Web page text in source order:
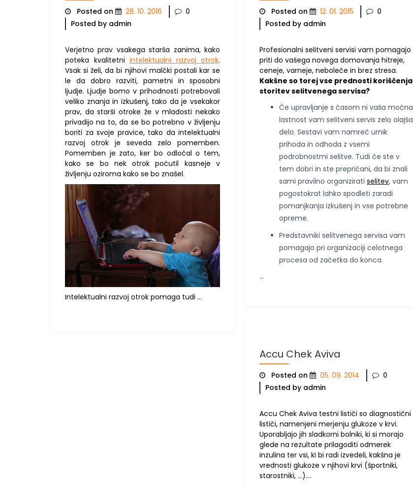
Posted on 28. 10. 2016
0
Posted by admin
Verjetno prav vsakega starša zanima, kako
poteka kvalitetniintelektualni razvoj otrok.
Vsak si želi, da bi njihovi malčki postali kar se
le da dobro razviti, pametni in sposobni
ljudje. Ljudje bomo v prihodnosti potrebovali
veliko znanja in izkušenj, tako da je vsekakor
prav, da starši otroke že v mladosti nekako
privadijo na to, da se bo potrebno v življenju
boriti za svoje pravice, tako da intelektualni
razvoj otrok je seveda zelo pomemben.
Pomemben je zato, ker bo odločal o tem,
kako se bo nek otrok počutil kasneje v
življenju oziroma kako se bo znašel.
Intelektualni razvoj otrok pomaga tudi …
Posted on 12. 01. 2015
0
Posted by admin
Profesionalni selitveni servisi vam pomagajo
priti do vašega novega domovanja hitreje,
ceneje, varneje, neboleče in brez stresa.
Kakšne so torej vse prednosti koriščenja
storitev selitvenega servisa?
Če upravljanje s časom ni vaša močna
lastnost vam selitveni servis zelo olajša
delo. Sestavi vam namreč urnik
prihoda in odhoda z vsemi
podrobnostmi selitve. Tudi če ste v
tem dobri in ste prepričani, da bi znali
sami pravilno organiziratiselitev, vam
pogostokrat lahko spodleti zaradi
pomanjkanja izkušenj in vse potrebne
opreme.
Predstavniki selitvenega servisa vam
pomagajo pri organizaciji celotnega
procesa od začetka do konca.
…
Accu Chek Aviva
Posted on 05. 09. 2014
0
Posted by admin
Accu Chek Aviva testni lističi so diagnostični
lističi, namenjeni merjenju glukoze v krvi.
Uporabljajo jih sladkorni bolniki, ki si morajo
glede na rezultate prilagoditi odmerek
inzulina ter vsi, ki bi radi izvedeli, kakšna je
vrednosti glukoze v njihovi krvi (športniki,
starostniki, …).…